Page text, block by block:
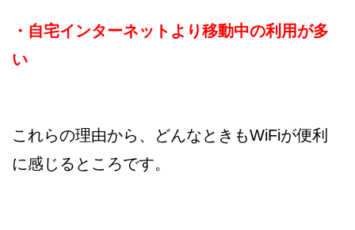
・自宅インターネットより移動中の利用が多
い
これらの理由から、どんなときもWiFiが便利
に感じるところです。